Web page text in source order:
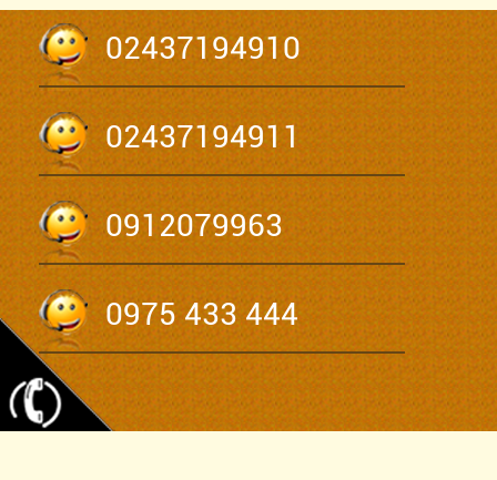
02437194910
02437194911
0912079963
0975 433 444